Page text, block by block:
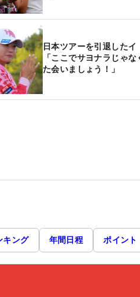
日本ツアーを引退した
「ここでサヨナラじゃ
た会いましょう！」
キング 年間日程 ポイント